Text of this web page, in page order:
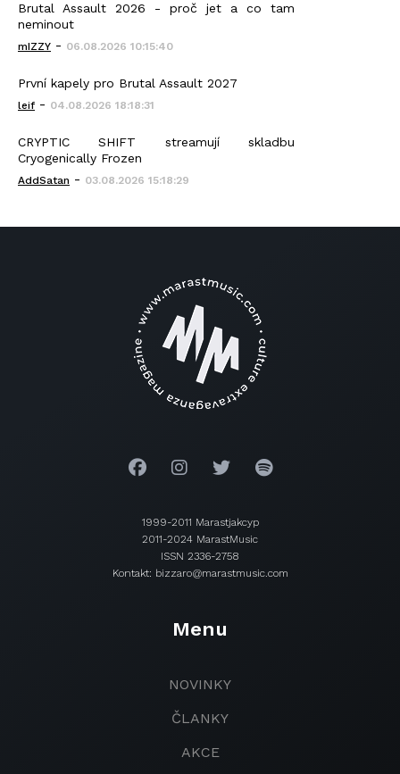
Brutal Assault 2026 - proč jet a co tam
neminout
mIZZY - 06.08.2026 10:15:40
První kapely pro Brutal Assault 2027
leif - 04.08.2026 18:18:31
CRYPTIC SHIFT streamují skladbu
Cryogenically Frozen
AddSatan - 03.08.2026 15:18:29
1999-2011 Marastjakcyp
2011-2024 MarastMusic
ISSN 2336-2758
Kontakt: bizzaro@marastmusic.com
Menu
NOVINKY
ČLANKY
AKCE